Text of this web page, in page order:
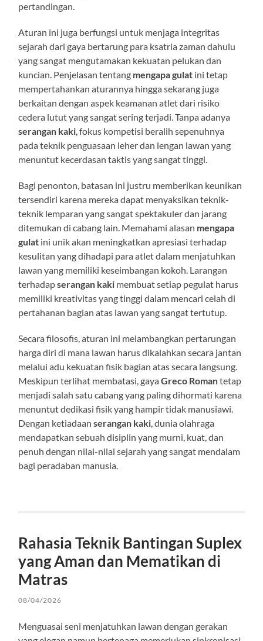
pertandingan.
Aturan ini juga berfungsi untuk menjaga integritas
sejarah dari gaya bertarung para ksatria zaman dahulu
yang sangat mengutamakan kekuatan pelukan dan
kuncian. Penjelasan tentang mengapa gulat ini tetap
mempertahankan aturannya hingga sekarang juga
berkaitan dengan aspek keamanan atlet dari risiko
cedera lutut yang sangat sering terjadi. Tanpa adanya
serangan kaki, fokus kompetisi beralih sepenuhnya
pada teknik penguasaan leher dan lengan lawan yang
menuntut kecerdasan taktis yang sangat tinggi.
Bagi penonton, batasan ini justru memberikan keunikan
tersendiri karena mereka dapat menyaksikan teknik-
teknik lemparan yang sangat spektakuler dan jarang
ditemukan di cabang lain. Memahami alasan mengapa
gulat ini unik akan meningkatkan apresiasi terhadap
kesulitan yang dihadapi para atlet dalam menjatuhkan
lawan yang memiliki keseimbangan kokoh. Larangan
terhadapserangan kaki membuat setiap pegulat harus
memiliki kreativitas yang tinggi dalam mencari celah di
pertahanan bagian atas lawan yang sangat tertutup.
Secara filosofis, aturan ini melambangkan pertarungan
harga diri di mana lawan harus dikalahkan secara jantan
melalui adu kekuatan fisik bagian atas secara langsung.
Meskipun terlihat membatasi, gayaGreco Romantetap
menjadi salah satu cabang yang paling dihormati karena
menuntut dedikasi fisik yang hampir tidak manusiawi.
Dengan ketiadaanserangan kaki, dunia olahraga
mendapatkan sebuah disiplin yang murni, kuat, dan
penuh dengan nilai-nilai sejarah yang sangat mendalam
bagi peradaban manusia.
Rahasia Teknik Bantingan Suplex
yang Aman dan Mematikan di
Matras
08/04/2026
Menguasai seni menjatuhkan lawan dengan gerakan